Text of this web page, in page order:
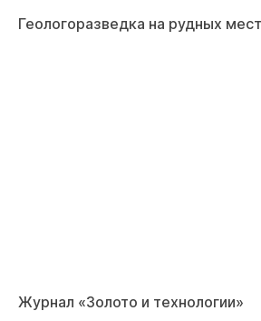
Геологоразведка на рудных
Журнал «Золото и технологии»